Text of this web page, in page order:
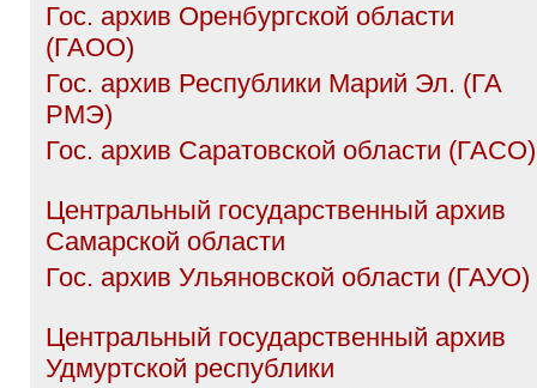
Гос. архив Оренбургской области
(ГАОО)
Гос. архив Республики Марий Эл. (ГА
РМЭ)
Гос. архив Саратовской области (ГАСО)
Центральный государственный архив
Самарской области
Гос. архив Ульяновской области (ГАУО)
Центральный государственный архив
Удмуртской республики